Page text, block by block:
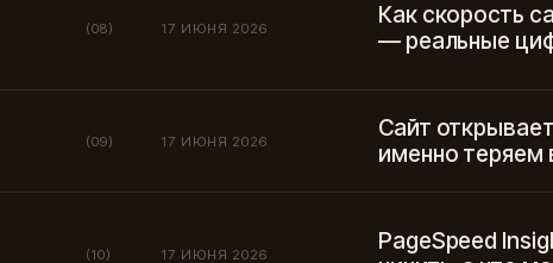
(08) 17 ИЮНЯ 2026
Как скорость
— реальные
(09) 17 ИЮНЯ 2026
Сайт
именно теряем
(10) 17 ИЮНЯ 2026
PageSpeed